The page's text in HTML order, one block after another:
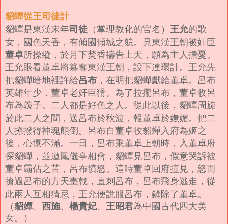
貂蟬從王司徒計
貂蟬是東漢末年司徒 （掌理教化的官名） 王允的歌
女，國色天香，有傾國傾城之貌。見東漢王朝被奸臣
董卓所操縱，於月下焚香禱告上天，願為主人擔憂。
王允眼看董卓將篡奪東漢王朝，設下連環計。王允先
把貂蟬暗地裡許給呂布 ，在明把貂蟬獻給董卓。呂布
英雄年少，董卓老奸巨猾。為了拉攏呂布，董卓收呂
布為義子。二人都是好色之人。從此以後，貂蟬周旋
於此二人之間，送呂布於秋波，報董卓於嫵媚。把二
人撩撥得神魂顛倒。 呂布自董卓收貂蟬入府為姬之
後，心懷不滿。一日，呂布乘董卓上朝時，入董卓府
探貂蟬，並邀鳳儀亭相會，貂蟬見呂布，假意哭訴被
董卓霸佔之苦，呂布憤怒。這時董卓回府撞見，怒而
搶過呂布的方天畫戟，直刺呂布，呂布飛身逃走，從
此兩人互相猜忌，王允便說服呂布，鏟除了董卓。
（貂嬋、 西施、 楊貴妃、 王昭君為中國古代四大美
女。）